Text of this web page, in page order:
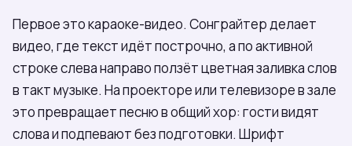
Первое это караоке-видео. Сонграйтер делает
видео, где текст идёт построчно, а по активной
строке слева направо ползёт цветная заливка слов
в такт музыке. На проекторе или телевизоре в зале
это превращает песню в общий хор: гости видят
слова и подпевают без подготовки. Шрифт